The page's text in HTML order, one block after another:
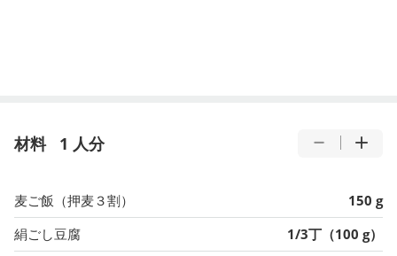
材料 1 人分
麦ご飯（押麦３割）
150 g
絹ごし豆腐
1/3丁（100 g）